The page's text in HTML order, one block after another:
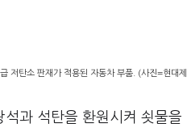
저탄소 판재가 적용된 자동차 부품. (사진=현대
과 석탄을 환원시켜 쇳물